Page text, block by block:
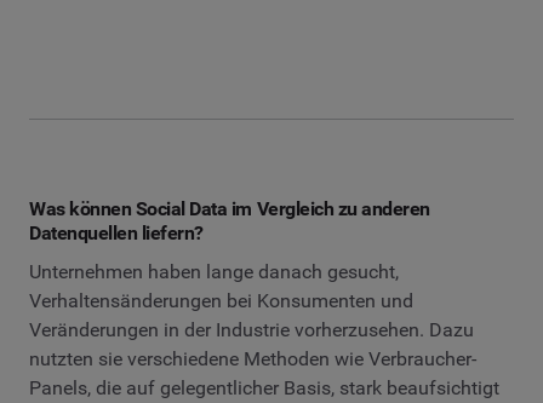
Was können Social Data im Vergleich zu anderen
Datenquellen liefern?
Unternehmen haben lange danach gesucht,
Verhaltensänderungen bei Konsumenten und
Veränderungen in der Industrie vorherzusehen. Dazu
nutzten sie verschiedene Methoden wie Verbraucher-
Panels, die auf gelegentlicher Basis, stark beaufsichtigt